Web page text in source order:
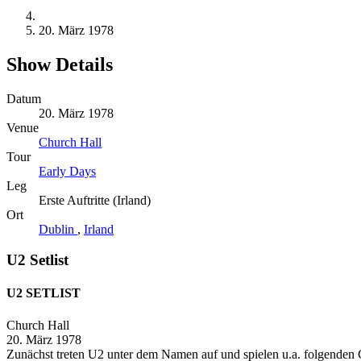
20. März 1978
Show Details
Datum
20. März 1978
Venue
Church Hall
Tour
Early Days
Leg
Erste Auftritte (Irland)
Ort
Dublin , Irland
U2 Setlist
U2 SETLIST
Church Hall
20. März 1978
Zunächst treten U2 unter dem Namen auf und spielen u.a. folgenden